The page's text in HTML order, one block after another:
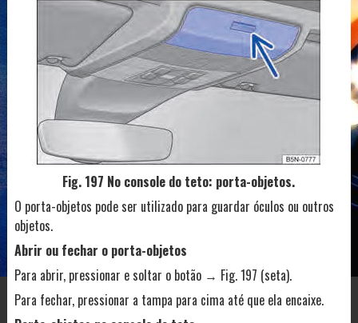
Fig. 197 No console do teto: porta-objetos.
O porta-objetos pode ser utilizado para guardar óculos ou outros
objetos.
Abrir ou fechar o porta-objetos
Para abrir, pressionar e soltar o botão → Fig. 197 (seta).
Para fechar, pressionar a tampa para cima até que ela encaixe.